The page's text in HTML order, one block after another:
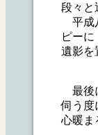
段々と
平成
ピー
遺影を
最後
伺う度
心暖ま